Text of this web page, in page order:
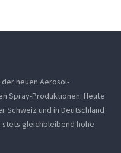
neuen Aerosol-
Spray-Produktionen. Heute
Schweiz und in Deutschland
gleichbleibend hohe